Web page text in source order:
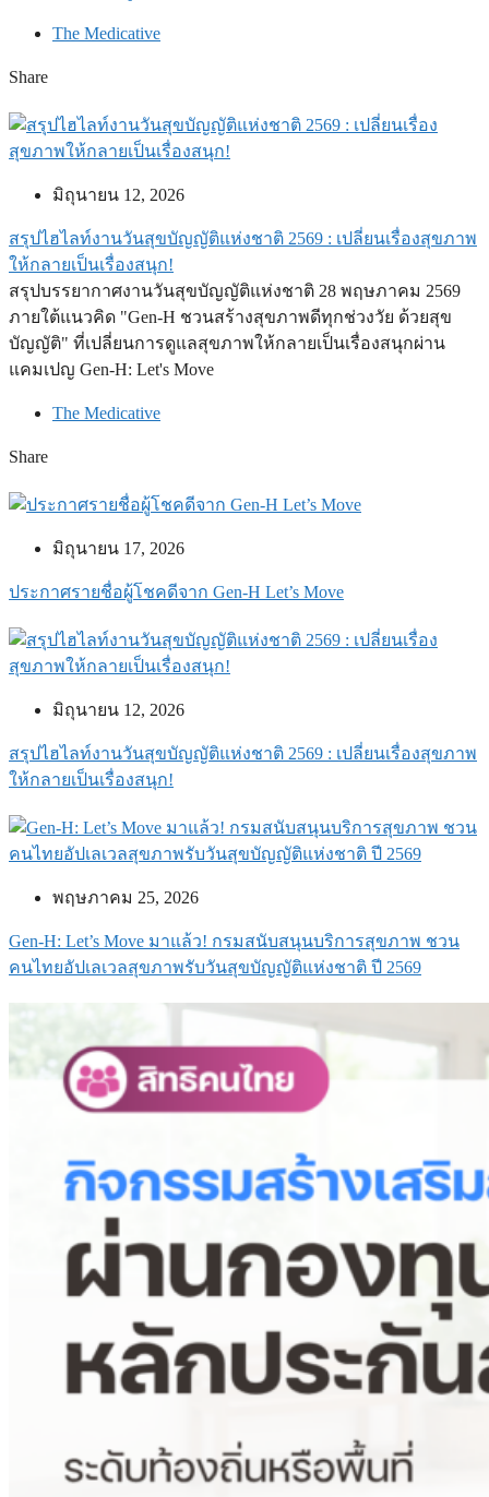
The Medicative
Share
มิถุนายน 12, 2026
สรุปไฮไลท์งานวันสุขบัญญัติแห่งชาติ 2569 : เปลี่ยนเรื่องสุขภาพ
ให้กลายเป็นเรื่องสนุก!
สรุปบรรยากาศงานวันสุขบัญญัติแห่งชาติ 28 พฤษภาคม 2569
ภายใต้แนวคิด "Gen-H ชวนสร้างสุขภาพดีทุกช่วงวัย ด้วยสุข
บัญญัติ" ที่เปลี่ยนการดูแลสุขภาพให้กลายเป็นเรื่องสนุกผ่าน
แคมเปญ Gen-H: Let's Move
The Medicative
Share
มิถุนายน 17, 2026
ประกาศรายชื่อผู้โชคดีจาก Gen-H Let’s Move
มิถุนายน 12, 2026
สรุปไฮไลท์งานวันสุขบัญญัติแห่งชาติ 2569 : เปลี่ยนเรื่องสุขภาพ
ให้กลายเป็นเรื่องสนุก!
พฤษภาคม 25, 2026
Gen-H: Let’s Move มาแล้ว! กรมสนับสนุนบริการสุขภาพ ชวน
คนไทยอัปเลเวลสุขภาพรับวันสุขบัญญัติแห่งชาติ ปี 2569